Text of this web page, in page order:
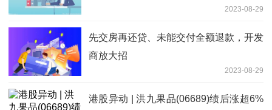
2023-08-29
先交房再还贷、未能交付全额退款，开发
商放大招
2023-08-29
港股异动 | 洪九果品(06689)绩后涨超6%